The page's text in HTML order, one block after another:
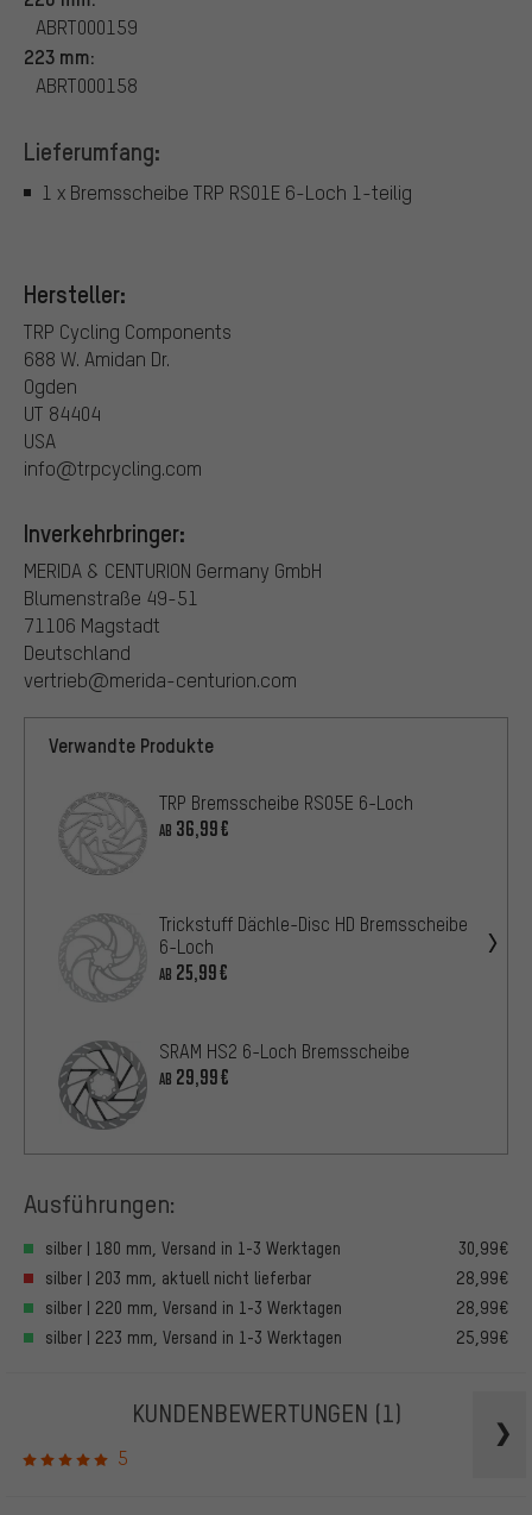
ABRT000159
223 mm:
ABRT000158
Lieferumfang:
1 x Bremsscheibe TRP RS01E 6-Loch 1-teilig
Hersteller:
TRP Cycling Components
688 W. Amidan Dr.
Ogden
UT 84404
USA
info@trpcycling.com
Inverkehrbringer:
MERIDA & CENTURION Germany GmbH
Blumenstraße 49-51
71106 Magstadt
Deutschland
vertrieb@merida-centurion.com
Verwandte Produkte
TRP Bremsscheibe RS05E 6-Loch
AB 36,99€
Trickstuff Dächle-Disc HD Bremsscheibe
6-Loch
AB 25,99€
SRAM HS2 6-Loch Bremsscheibe
AB 29,99€
Ausführungen:
silber | 180 mm, Versand in 1-3 Werktagen
30,99€
silber | 203 mm, aktuell nicht lieferbar
28,99€
silber | 220 mm, Versand in 1-3 Werktagen
28,99€
silber | 223 mm, Versand in 1-3 Werktagen
25,99€
KUNDENBEWERTUNGEN (1)
5